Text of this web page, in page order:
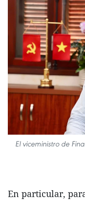
El viceministro de
En particular,